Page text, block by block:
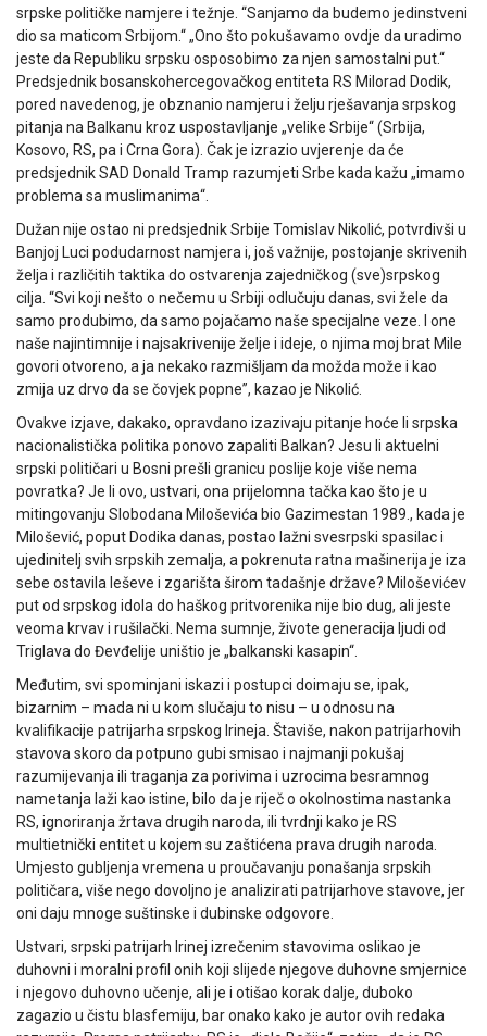
srpske političke namjere i težnje. “Sanjamo da budemo jedinstveni
dio sa maticom Srbijom.“ „Ono što pokušavamo ovdje da uradimo
jeste da Republiku srpsku osposobimo za njen samostalni put.“
Predsjednik bosanskohercegovačkog entiteta RS Milorad Dodik,
pored navedenog, je obznanio namjeru i želju rješavanja srpskog
pitanja na Balkanu kroz uspostavljanje „velike Srbije“ (Srbija,
Kosovo, RS, pa i Crna Gora). Čak je izrazio uvjerenje da će
predsjednik SAD Donald Tramp razumjeti Srbe kada kažu „imamo
problema sa muslimanima“.
Dužan nije ostao ni predsjednik Srbije Tomislav Nikolić, potvrdivši u
Banjoj Luci podudarnost namjera i, još važnije, postojanje skrivenih
želja i različitih taktika do ostvarenja zajedničkog (sve)srpskog
cilja. “Svi koji nešto o nečemu u Srbiji odlučuju danas, svi žele da
samo produbimo, da samo pojačamo naše specijalne veze. I one
naše najintimnije i najsakrivenije želje i ideje, o njima moj brat Mile
govori otvoreno, a ja nekako razmišljam da možda može i kao
zmija uz drvo da se čovjek popne”, kazao je Nikolić.
Ovakve izjave, dakako, opravdano izazivaju pitanje hoće li srpska
nacionalistička politika ponovo zapaliti Balkan? Jesu li aktuelni
srpski političari u Bosni prešli granicu poslije koje više nema
povratka? Je li ovo, ustvari, ona prijelomna tačka kao što je u
mitingovanju Slobodana Miloševića bio Gazimestan 1989., kada je
Milošević, poput Dodika danas, postao lažni svesrpski spasilac i
ujedinitelj svih srpskih zemalja, a pokrenuta ratna mašinerija je iza
sebe ostavila leševe i zgarišta širom tadašnje države? Miloševićev
put od srpskog idola do haškog pritvorenika nije bio dug, ali jeste
veoma krvav i rušilački. Nema sumnje, živote generacija ljudi od
Triglava do Đevđelije uništio je „balkanski kasapin“.
Međutim, svi spominjani iskazi i postupci doimaju se, ipak,
bizarnim – mada ni u kom slučaju to nisu – u odnosu na
kvalifikacije patrijarha srpskog Irineja. Štaviše, nakon patrijarhovih
stavova skoro da potpuno gubi smisao i najmanji pokušaj
razumijevanja ili traganja za porivima i uzrocima besramnog
nametanja laži kao istine, bilo da je riječ o okolnostima nastanka
RS, ignoriranja žrtava drugih naroda, ili tvrdnji kako je RS
multietnički entitet u kojem su zaštićena prava drugih naroda.
Umjesto gubljenja vremena u proučavanju ponašanja srpskih
političara, više nego dovoljno je analizirati patrijarhove stavove, jer
oni daju mnoge suštinske i dubinske odgovore.
Ustvari, srpski patrijarh Irinej izrečenim stavovima oslikao je
duhovni i moralni profil onih koji slijede njegove duhovne smjernice
i njegovo duhovno učenje, ali je i otišao korak dalje, duboko
zagazio u čistu blasfemiju, bar onako kako je autor ovih redaka